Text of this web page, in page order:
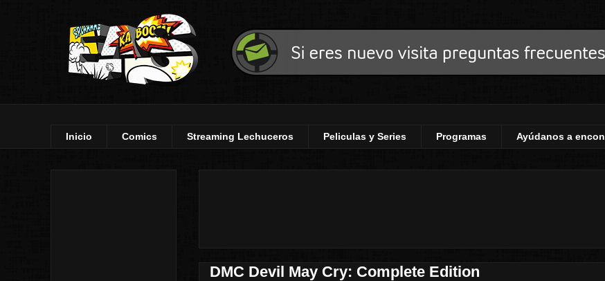
Inicio Comics Streaming Lechuceros Peliculas y Series Programas Ayúdanos a
DMC Devil May Cry: Complete Edition